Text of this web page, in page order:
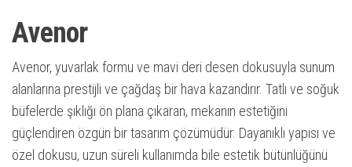
Avenor
Avenor, yuvarlak formu ve mavi deri desen dokusuyla sunum
alanlarına prestijli ve çağdaş bir hava kazandırır. Tatlı ve soğuk
büfelerde şıklığı ön plana çıkaran, mekanın estetiğini
güçlendiren özgün bir tasarım çözümüdür. Dayanıklı yapısı ve
özel dokusu, uzun süreli kullanımda bile estetik bütünlüğünü